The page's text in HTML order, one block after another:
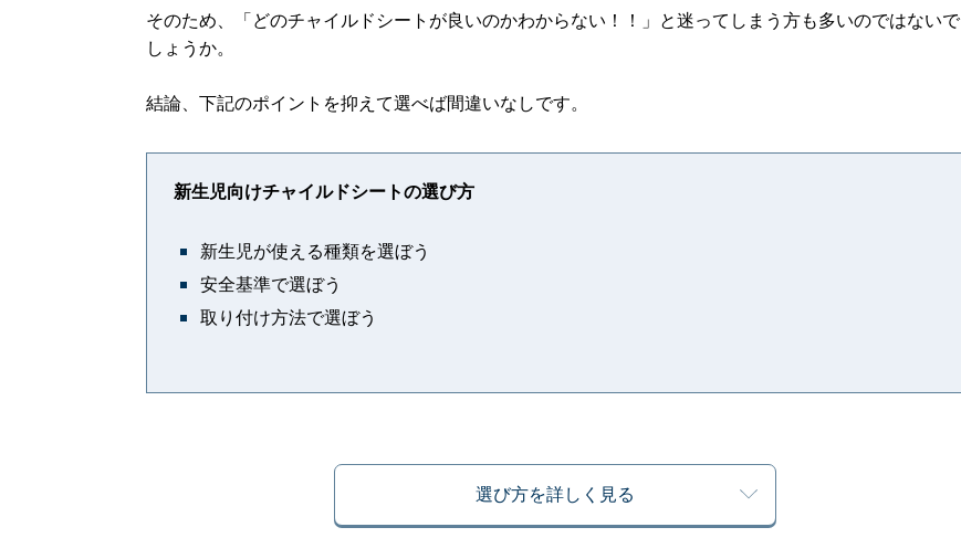
そのため、「どのチャイルドシートが良いのかわからない！！」と迷ってしまう方も多いのではないで
しょうか。
結論、下記のポイントを抑えて選べば間違いなしです。
新生児向けチャイルドシートの選び方
新生児が使える種類を選ぼう
安全基準で選ぼう
取り付け方法で選ぼう
選び方を詳しく見る